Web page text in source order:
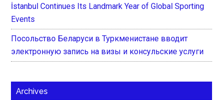
İstanbul Continues Its Landmark Year of Global Sporting
Events
Посольство Беларуси в Туркменистане вводит
электронную запись на визы и консульские услуги
Archives